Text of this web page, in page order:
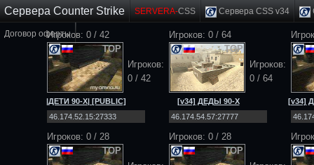
Сервера Counter Strike SERVERA-CSS Сервера CSS v34
Договор оферты
Игроков: 0 / 42
TOP
Игроков:
0 / 42
|ДЕТИ 90-Х| [PUBLIC]
[NO-STEAM|v34]
Игроков: 0 / 64
TOP
Игроков:
0 / 64
[v34] ДЕДЫ 90-Х
[Public] 18+
[v34]
Игроков: 0 / 28
TOP
Игроков: 0 / 28
TOP